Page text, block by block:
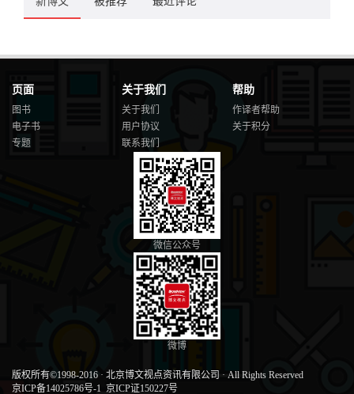
页面
图书
电子书
专题
关于我们
关于我们
用户协议
联系我们
帮助
作译者帮助
关于积分
微信公众号
微博
版权所有©1998-2016 · 北京博文视点资讯有限公司 · All Rights Reserved
京ICP备14025786号-1 京ICP证150227号